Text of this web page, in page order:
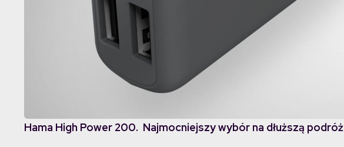
Hama High Power 200. Najmocniejszy wybór na dłuższą podróż